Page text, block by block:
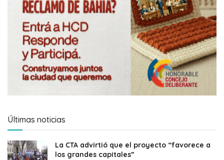
Últimas noticias
La CTA advirtió que el proyecto “favorece a
los grandes capitales”